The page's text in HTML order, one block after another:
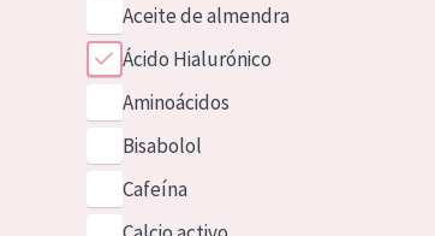
Aceite de almendra
Ácido Hialurónico
Aminoácidos
Bisabolol
Cafeína